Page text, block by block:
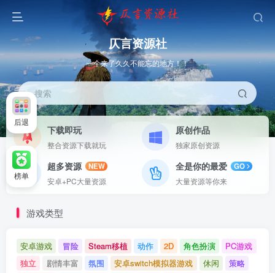
仄言资源社
一个来了久久不能忘的地方！！
搜索
下载即玩
整合资源下载就玩
原创作品
独家原创资源
超多资源
NEW
安卓+PC大量资源
全是你的最爱
GO
大量资源等你来
游戏类型
安卓游戏 冒险 Steam移植 动作 2D 角色扮演
PC游戏
独立
剧情丰富 氛围 安卓switch模拟器游戏 休闲
策略
后退
榜单